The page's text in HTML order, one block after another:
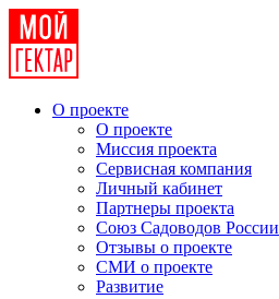
О проекте
О проекте
Миссия проекта
Сервисная компания
Личный кабинет
Партнеры проекта
Союз Садоводов России
Отзывы о проекте
СМИ о проекте
Развитие